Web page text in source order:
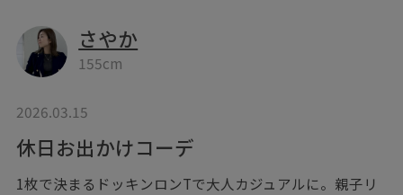
さやか
155cm
2026.03.15
休日お出かけコーデ
1枚で決まるドッキンロンTで大人カジュアルに。親子リ